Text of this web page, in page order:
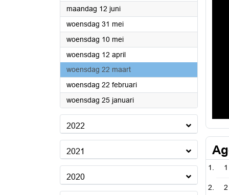
maandag 12 juni2023
woensdag 31 mei2023
woensdag 10 mei2023
woensdag 12 april2023
woensdag 22 maart2023
woensdag 22 februari2023
woensdag 25 januari2023
2022
2021
2020
1
2